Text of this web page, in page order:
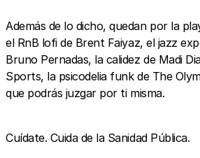
Además de lo dicho, quedan por la
el RnB lofi de Brent Faiyaz, el jazz
Bruno Pernadas, la calidez de Madi
Sports, la psicodelia funk de The
que podrás juzgar por ti misma.
Cuídate. Cuida de la Sanidad Pública.